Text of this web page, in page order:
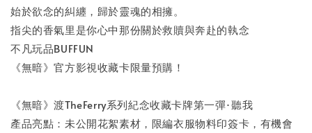
始於欲念的糾纏，歸於靈魂的相擁。
指尖的香氣里是你心中那份關於救贖與奔赴的執念
不凡玩品BUFFUN
《無暗》官方影視收藏卡限量預購！
《無暗》渡TheFerry系列紀念收藏卡牌第一彈·聽我
產品亮點：未公開花絮素材，限編衣服物料印簽卡，有機會